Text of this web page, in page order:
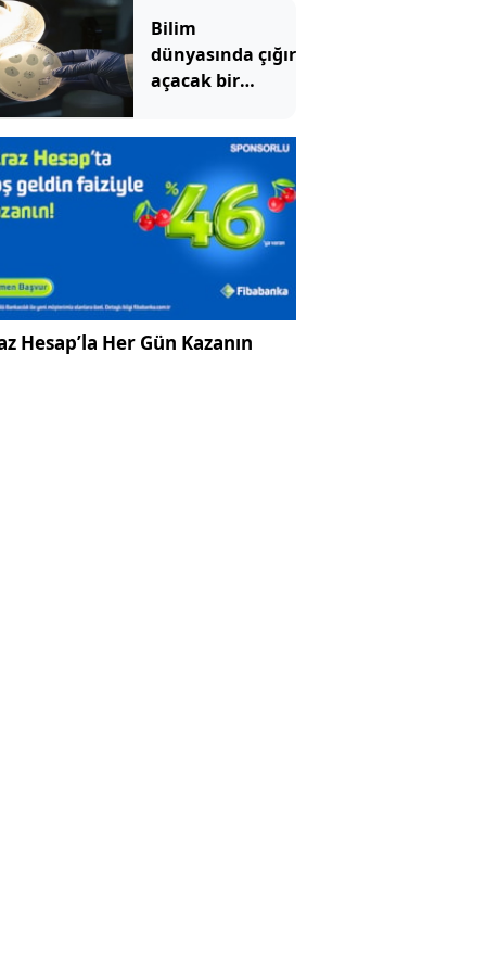
Bilim
dünyasında çığır
açacak bir
zeka virüs üretti
Hesap’la Her Gün Kazanın